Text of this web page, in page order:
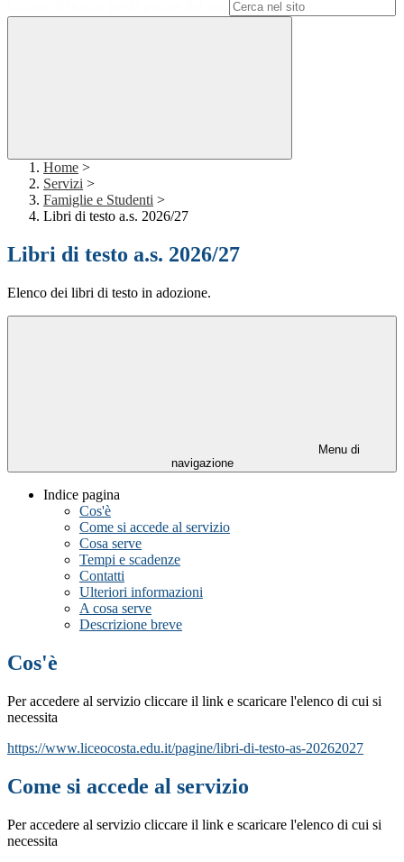
Home >
Servizi >
Famiglie e Studenti >
Libri di testo a.s. 2026/27
Libri di testo a.s. 2026/27
Elenco dei libri di testo in adozione.
Menu di
navigazione
Indice pagina
Cos'è
Come si accede al servizio
Cosa serve
Tempi e scadenze
Contatti
Ulteriori informazioni
A cosa serve
Descrizione breve
Cos'è
Per accedere al servizio cliccare il link e scaricare l'elenco di cui si
necessita
https://www.liceocosta.edu.it/pagine/libri-di-testo-as-20262027
Come si accede al servizio
Per accedere al servizio cliccare il link e scaricare l'elenco di cui si
necessita